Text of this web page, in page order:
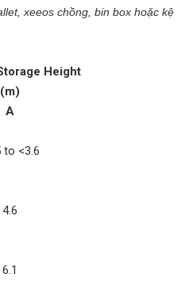
xeeos chồng, bin box hoặc kệ
Height
(m)
A
to <3.6
4.6
6.1